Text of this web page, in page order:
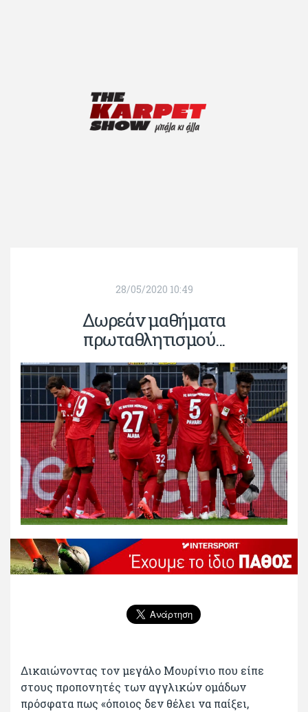
28/05/2020 10:49
Δωρεάν μαθήματα
πρωταθλητισμού...
Δικαιώνοντας τον μεγάλο Μουρίνιο που είπε
στους προπονητές των αγγλικών ομάδων
πρόσφατα πως «όποιος δεν θέλει να παίξει,